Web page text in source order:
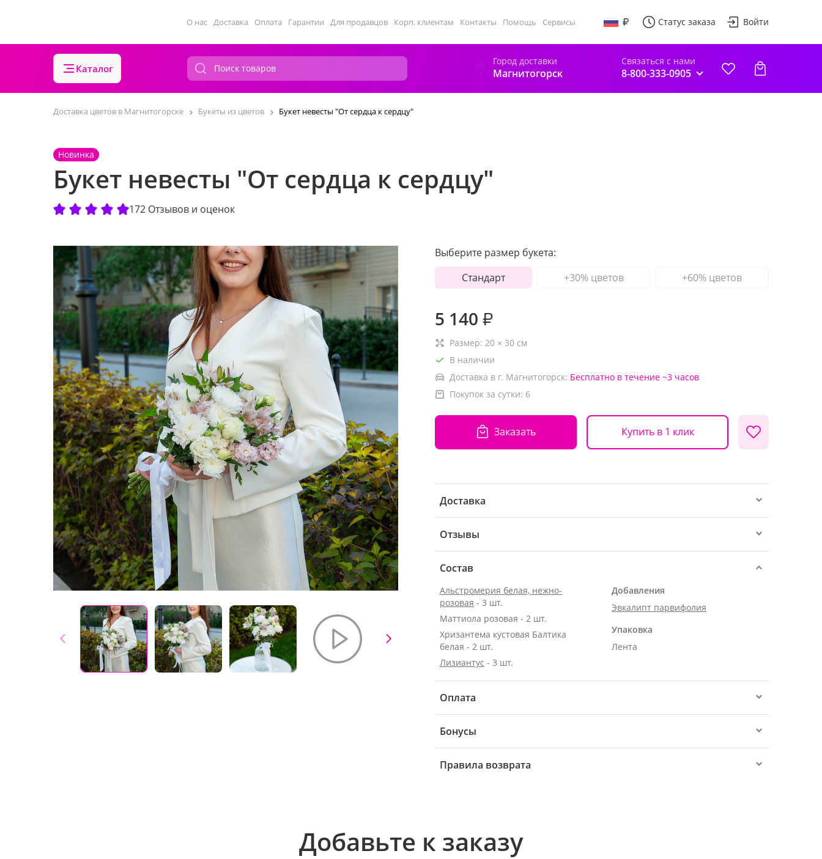
О нас Доставка Оплата Гарантии Для продавцов Корп. клиентам Контакты Помощь Сервисы Статус заказа Войти
Каталог
Город доставки
Магнитогорск
Связаться с нами
8-800-333-0905
Доставка цветов в Магнитогорске Букеты из цветов Букет невесты "От сердца к сердцу"
Новинка
Букет невесты "От сердца к сердцу"
172 Отзывов и оценок
Выберите размер букета:
Стандарт
+30% цветов +60% цветов
5 140 ₽
Размер: 20 × 30 см
В наличии
Доставка в г. Магнитогорск: Бесплатно в течение ~3 часов
Покупок за сутки: 6
Заказать Купить в 1 клик
Доставка
Отзывы
Состав
Альстромерия белая, нежно-
розовая - 3 шт.
Маттиола розовая - 2 шт.
Хризантема кустовая Балтика
белая - 2 шт.
Лизиантус - 3 шт.
Добавления
Эвкалипт парвифолия
Упаковка
Лента
Оплата
Бонусы
Правила возврата
Добавьте к заказу